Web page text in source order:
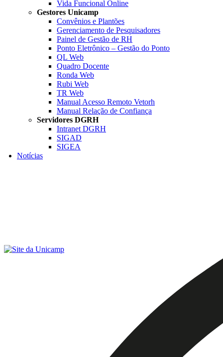
Vida Funcional Online
Gestores Unicamp
Convênios e Plantões
Gerenciamento de Pesquisadores
Painel de Gestão de RH
Ponto Eletrônico – Gestão do Ponto
QL Web
Quadro Docente
Ronda Web
Rubi Web
TR Web
Manual Acesso Remoto Vetorh
Manual Relação de Confiança
Servidores DGRH
Intranet DGRH
SIGAD
SIGEA
Notícias